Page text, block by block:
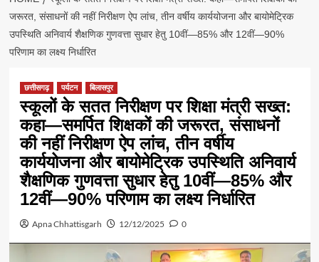
जरूरत, संसाधनों की नहीं निरीक्षण ऐप लांच, तीन वर्षीय कार्ययोजना और बायोमेट्रिक
उपस्थिति अनिवार्य शैक्षणिक गुणवत्ता सुधार हेतु 10वीं—85% और 12वीं—90%
परिणाम का लक्ष्य निर्धारित
छत्तीसगढ़ पर्यटन बिलासपुर
स्कूलों के सतत निरीक्षण पर शिक्षा मंत्री सख्त:
कहा—समर्पित शिक्षकों की जरूरत, संसाधनों
की नहीं निरीक्षण ऐप लांच, तीन वर्षीय
कार्ययोजना और बायोमेट्रिक उपस्थिति अनिवार्य
शैक्षणिक गुणवत्ता सुधार हेतु 10वीं—85% और
12वीं—90% परिणाम का लक्ष्य निर्धारित
Apna Chhattisgarh 12/12/2025 0